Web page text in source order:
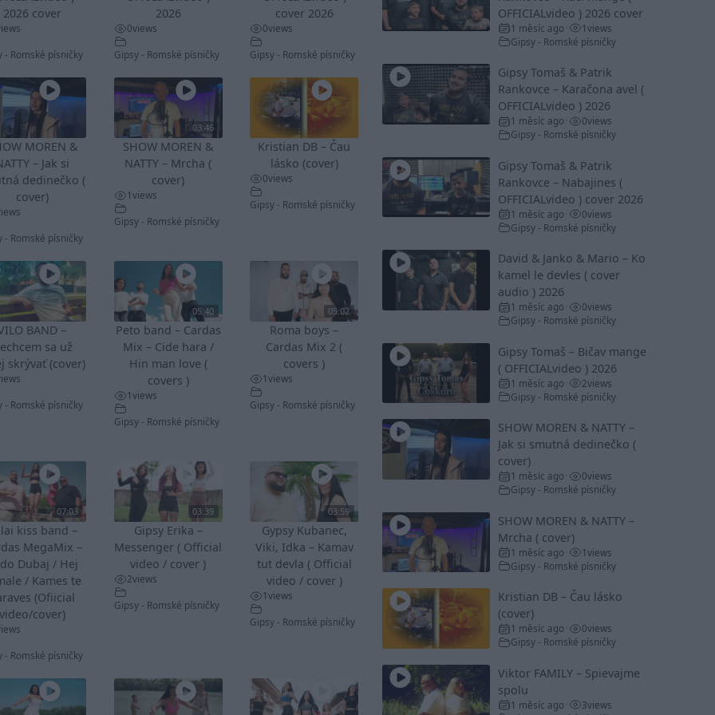
2026 cover
- Romské písničky
2026
0views
Gipsy - Romské písničky
cover 2026
0views
Gipsy - Romské písničky
MOREN &
– Jak si
dedinečko (
cover)
- Romské písničky
03:46
SHOW MOREN &
NATTY – Mrcha (
cover)
1views
Gipsy - Romské písničky
Kristian DB – Čau
lásko (cover)
0views
Gipsy - Romské písničky
BAND –
sa už
skrývať (cover)
- Romské písničky
05:40
Peto band – Cardas
Mix – Cide hara /
Hin man love (
covers )
1views
Gipsy - Romské písničky
05:02
Roma boys –
Cardas Mix 2 (
covers )
1views
Gipsy - Romské písničky
07:03
kiss band –
MegaMix –
Dubaj / Hej
/ Kames te
(Ofiicial
cover)
- Romské písničky
03:39
Gipsy Erika –
Messenger ( Official
video / cover )
2views
Gipsy - Romské písničky
03:59
Gypsy Kubanec,
Viki, Idka – Kamav
tut devla ( Official
video / cover )
1views
Gipsy - Romské písničky
OFFICIALvideo ) 2026 cover
1 měsíc ago 1views
Gipsy - Romské písničky
Gipsy Tomaš & Patrik
Rankovce – Karačona avel (
OFFICIALvideo ) 2026
1 měsíc ago 0views
Gipsy - Romské písničky
Gipsy Tomaš & Patrik
Rankovce – Nabajines (
OFFICIALvideo ) cover 2026
1 měsíc ago 0views
Gipsy - Romské písničky
David & Janko & Mario – Ko
kamel le devles ( cover
audio ) 2026
1 měsíc ago 0views
Gipsy - Romské písničky
Gipsy Tomaš – Bičav mange
( OFFICIALvideo ) 2026
1 měsíc ago 2views
Gipsy - Romské písničky
SHOW MOREN & NATTY –
Jak si smutná dedinečko (
cover)
1 měsíc ago 0views
Gipsy - Romské písničky
SHOW MOREN & NATTY –
Mrcha ( cover)
1 měsíc ago 1views
Gipsy - Romské písničky
Kristian DB – Čau lásko
(cover)
1 měsíc ago 0views
Gipsy - Romské písničky
Viktor FAMILY – Spievajme
spolu
1 měsíc ago 3views